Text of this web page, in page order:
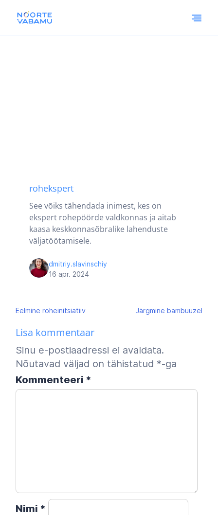
rohekspert
See võiks tähendada inimest, kes on
ekspert rohepöörde valdkonnas ja aitab
kaasa keskkonnasõbralike lahenduste
väljatöötamisele.
dmitriy.slavinschiy
16 apr. 2024
Navigeerimine
Eelmine roheinitsiatiiv Järgmine bambuuzel
Lisa kommentaar
Sinu e-postiaadressi ei avaldata.
Nõutavad väljad on tähistatud *-ga
Kommenteeri *
Nimi *